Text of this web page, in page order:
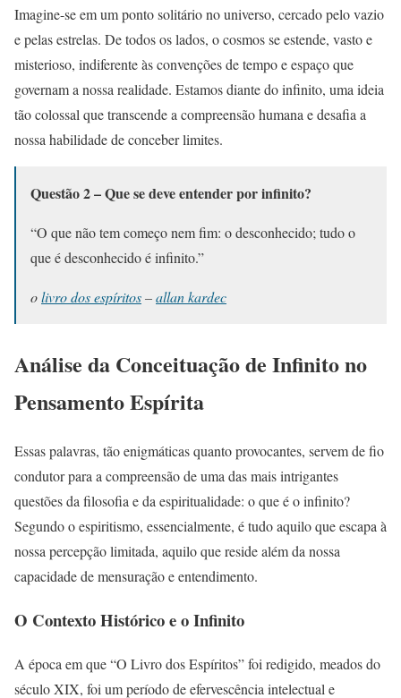
Imagine-se em um ponto solitário no universo, cercado pelo vazio
e pelas estrelas. De todos os lados, o cosmos se estende, vasto e
misterioso, indiferente às convenções de tempo e espaço que
governam a nossa realidade. Estamos diante do infinito, uma ideia
tão colossal que transcende a compreensão humana e desafia a
nossa habilidade de conceber limites.
Questão 2 – Que se deve entender por infinito?
“O que não tem começo nem fim: o desconhecido; tudo o
que é desconhecido é infinito.”
olivro dos espíritos–allan kardec
Análise da Conceituação de Infinito no
Pensamento Espírita
Essas palavras, tão enigmáticas quanto provocantes, servem de fio
condutor para a compreensão de uma das mais intrigantes
questões da filosofia e da espiritualidade: o que é o infinito?
Segundo o espiritismo, essencialmente, é tudo aquilo que escapa à
nossa percepção limitada, aquilo que reside além da nossa
capacidade de mensuração e entendimento.
O Contexto Histórico e o Infinito
A época em que “O Livro dos Espíritos” foi redigido, meados do
século XIX, foi um período de efervescência intelectual e